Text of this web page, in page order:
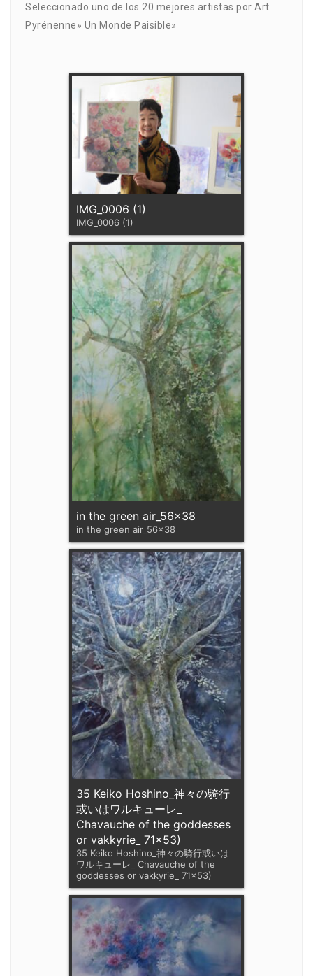
Seleccionado uno de los 20 mejores artistas por Art
Pyrénenne» Un Monde Paisible»
IMG_0006 (1)
IMG_0006 (1)
in the green air_56x38
in the green air_56x38
35 Keiko Hoshino_神々の騎行
或いはワルキューレ_
Chavauche of the goddesses
or vakkyrie_ 71x53)
35 Keiko Hoshino_神々の騎行或いは
ワルキューレ_ Chavauche of the
goddesses or vakkyrie_ 71x53)